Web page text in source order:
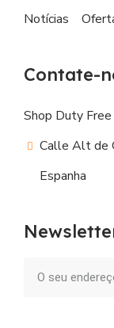
Notícias
Contate-
Shop Duty
Calle Alt de
Espanha